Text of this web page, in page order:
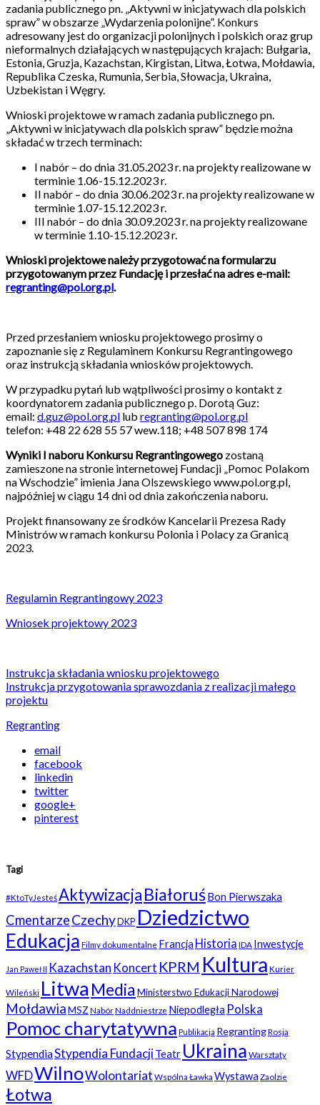
zadania publicznego pn. „Aktywni w inicjatywach dla polskich
spraw” w obszarze „Wydarzenia polonijne”. Konkurs
adresowany jest do organizacji polonijnych i polskich oraz grup
nieformalnych działających w następujących krajach: Bułgaria,
Estonia, Gruzja, Kazachstan, Kirgistan, Litwa, Łotwa, Mołdawia,
Republika Czeska, Rumunia, Serbia, Słowacja, Ukraina,
Uzbekistan i Węgry.
Wnioski projektowe w ramach zadania publicznego pn.
„Aktywni w inicjatywach dla polskich spraw” będzie można
składać w trzech terminach:
I nabór – do dnia 31.05.2023 r. na projekty realizowane w
terminie 1.06-15.12.2023 r.
II nabór – do dnia 30.06.2023 r. na projekty realizowane w
terminie 1.07-15.12.2023 r.
III nabór – do dnia 30.09.2023 r. na projekty realizowane
w terminie 1.10-15.12.2023 r.
Wnioski projektowe należy przygotować na formularzu
przygotowanym przez Fundację i przesłać na adres e-mail:
regranting@pol.org.pl.
Przed przesłaniem wniosku projektowego prosimy o
zapoznanie się z Regulaminem Konkursu Regrantingowego
oraz instrukcją składania wniosków projektowych.
W przypadku pytań lub wątpliwości prosimy o kontakt z
koordynatorem zadania publicznego p. Dorotą Guz:
email: d.guz@pol.org.pl lub regranting@pol.org.pl
telefon: +48 22 628 55 57 wew.118; +48 507 898 174
Wyniki I naboru Konkursu Regrantingowego zostaną
zamieszone na stronie internetowej Fundacji „Pomoc Polakom
na Wschodzie” imienia Jana Olszewskiego www.pol.org.pl,
najpóźniej w ciągu 14 dni od dnia zakończenia naboru.
Projekt finansowany ze środków Kancelarii Prezesa Rady
Ministrów w ramach konkursu Polonia i Polacy za Granicą
2023.
Regulamin Regrantingowy 2023
Wniosek projektowy 2023
Instrukcja składania wniosku projektowego
Instrukcja przygotowania sprawozdania z realizacji małego
projektu
Regranting
email
facebook
linkedin
twitter
google+
pinterest
Tagi
#KtoTyJesteśAktywizacjaBiałoruśBon Pierwszaka
CmentarzeCzechyDKP Dziedzictwo
Edukacja Filmy dokumentalne Francja Historia IDA Inwestycje
Jan Paweł II Kazachstan Koncert KPRM Kultura Kurier
Wileński Litwa MediaMinisterstwo Edukacji Narodowej
MołdawiaMSZ NabórNaddniestrze Niepodległa Polska
Pomoc charytatywna Publikacja RegrantingRosja
StypendiaStypendia FundacjiTeatr Ukraina Warsztaty
WFDWilnoWolontariat Wspólna Ławka Wystawa Zaolzie
Łotwa